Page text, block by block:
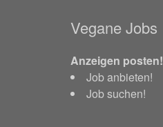
Vegane Jobs
Anzeigen posten!
Job anbieten!
Job suchen!